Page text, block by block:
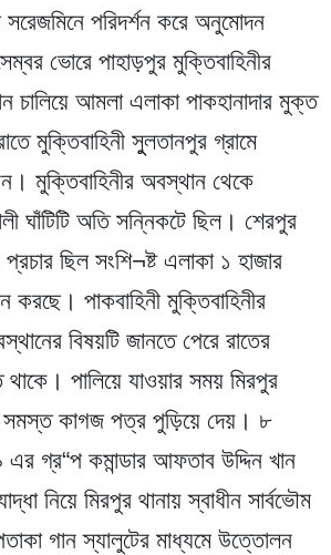
পরিদর্শন করে অনুমোদন
ভোরে পাহাড়পুর মুক্তিবাহিনীর
চালিয়ে আমলা এলাকা পাকহানাদার মুক্ত
মুক্তিবাহিনী সুুলতানপুর গ্রামে
মুক্তিবাহিনীর অবস্থান থেকে
ঘাঁটিটি অতি সন্নিকটে ছিল। শেরপুর
ছিল সংশি¬ষ্ট এলাকা ১ হাজার
পাকবাহিনী মুক্তিবাহিনীর
বিষয়টি জানতে পেরে রাতের
থাকে। পালিয়ে যাওয়ার সময় মিরপুর
সমস্ত কাগজ পত্র পুড়িয়ে দেয়। ৮
গ্র“প কমান্ডার আফতাব উদ্দিন খান
নিয়ে মিরপুর থানায় স্বাধীন সার্বভৌম
গান স্যালুটের মাধ্যমে উত্তোলন